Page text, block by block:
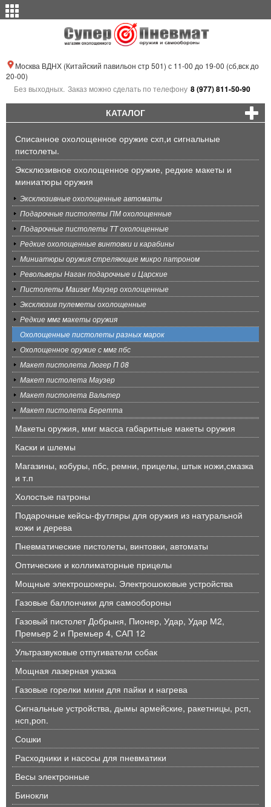
Москва ВДНХ (Китайский павильон стр 501) с 11-00 до 19-00 (сб,вск до
20-00)
Без выходных. Заказ можно сделать по телефону 8 (977) 811-50-90
КАТАЛОГ
Списанное охолощенное оружие схп,и сигнальные
пистолеты.
Эксклюзивное охолощенное оружие, редкие макеты и
миниатюры оружия
Эксклюзивные охолощенные автоматы
Подарочные пистолеты ПМ охолощенные
Подарочные пистолеты ТТ охолощенные
Редкие охолощенные винтовки и карабины
Миниатюры оружия стреляющие микро патроном
Револьверы Наган подарочные и Царские
Пистолеты Mauser Маузер охолощенные
Эксклюзив пулеметы охолощенные
Редкие ммг макеты оружия
Охолощенные пистолеты разных марок
Охолощенное оружие с ммг пбс
Макет пистолета Люгер П 08
Макет пистолета Маузер
Макет пистолета Вальтер
Макет пистолета Беретта
Макеты оружия, ммг масса габаритные макеты оружия
Каски и шлемы
Магазины, кобуры, пбс, ремни, прицелы, штык ножи,смазка
и т.п
Холостые патроны
Подарочные кейсы-футляры для оружия из натуральной
кожи и дерева
Пневматические пистолеты, винтовки, автоматы
Оптические и коллиматорные прицелы
Мощные электрошокеры. Электрошоковые устройства
Газовые баллончики для самообороны
Газовый пистолет Добрыня, Пионер, Удар, Удар М2,
Премьер 2 и Премьер 4, САП 12
Ультразвуковые отпугиватели собак
Мощная лазерная указка
Газовые горелки мини для пайки и нагрева
Сигнальные устройства, дымы армейские, ракетницы, рсп,
нсп,роп.
Сошки
Расходники и насосы для пневматики
Весы электронные
Бинокли